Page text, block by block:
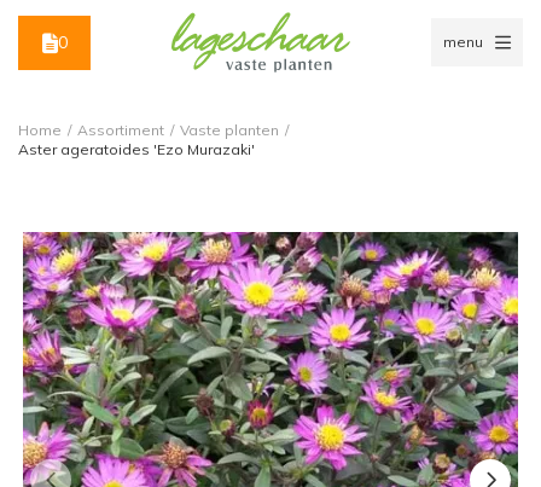
0 menu
Home / Assortiment / Vaste planten /
Aster ageratoides 'Ezo Murazaki'